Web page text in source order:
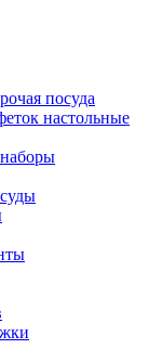
посуда
настольные